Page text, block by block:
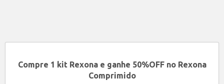
Compre 1 kit Rexona e ganhe 50%OFF no Rexona
Comprimido